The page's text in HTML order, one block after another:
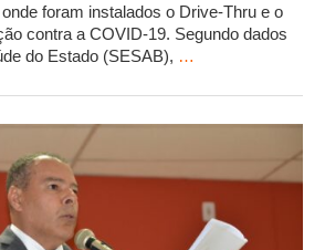
foram instalados o Drive-Thru e o
contra a COVID-19. Segundo dados
do Estado (SESAB), …